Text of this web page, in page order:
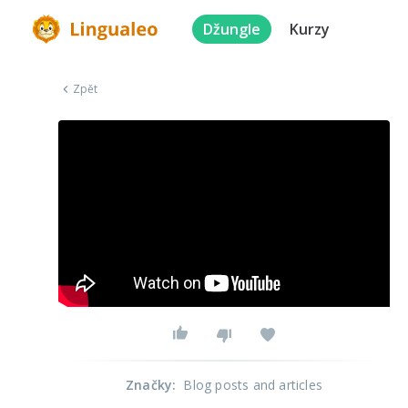
Džungle Kurzy
Zpět
Značky: Blog posts and articles